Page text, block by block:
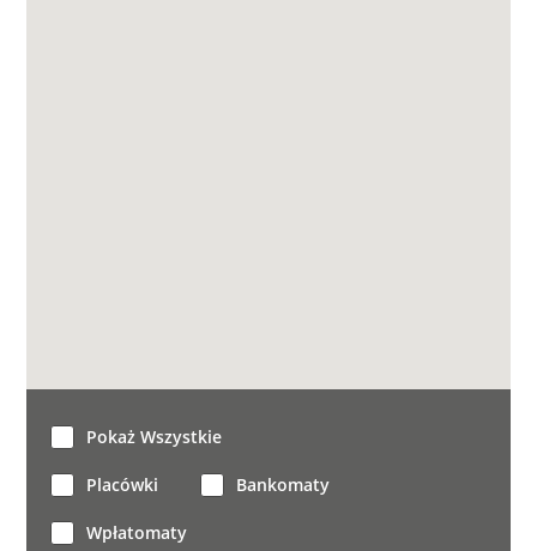
Pokaż Wszystkie
Placówki Bankomaty
Wpłatomaty